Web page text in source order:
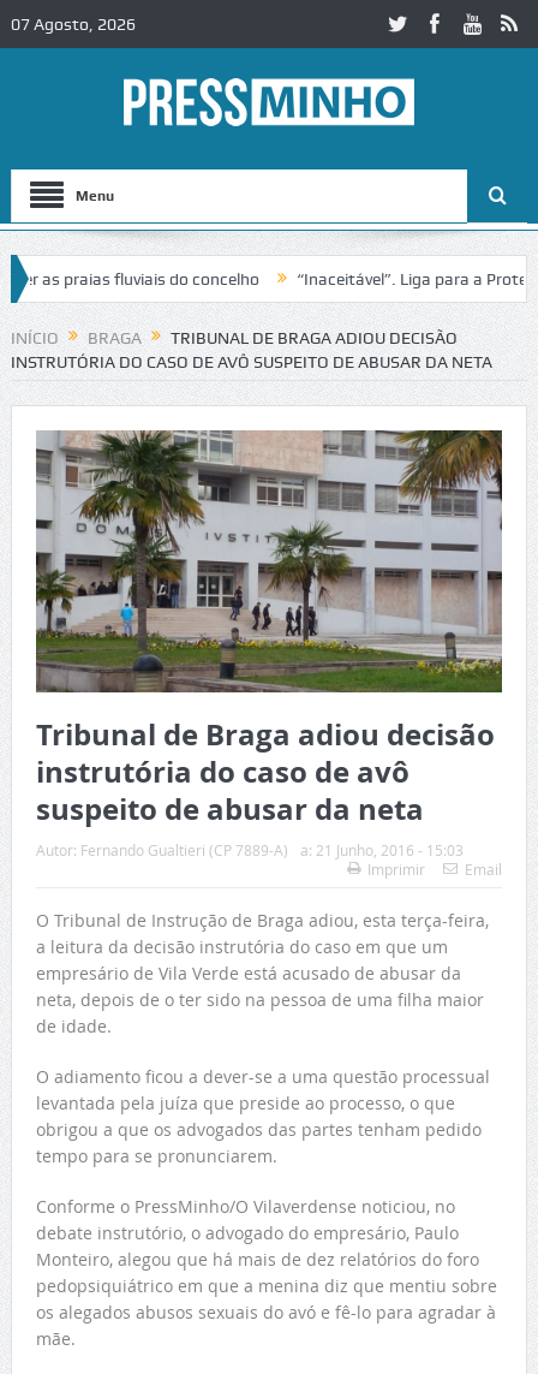
07 Agosto, 2026
Menu
praias fluviais do concelho “Inaceitável”. Liga para a Proteção
de trânsito no IC2 em Alcobaça Igreja do Castelo de Cerveira
INÍCIO BRAGA
TRIBUNAL DE BRAGA ADIOU DECISÃO
INSTRUTÓRIA DO CASO DE AVÔ SUSPEITO DE ABUSAR DA NETA
Tribunal de Braga adiou decisão
instrutória do caso de avô
suspeito de abusar da neta
Autor: Fernando Gualtieri (CP 7889-A) a: 21 Junho, 2016 - 15:03
Imprimir
Email
O Tribunal de Instrução de Braga adiou, esta terça-feira,
a leitura da decisão instrutória do caso em que um
empresário de Vila Verde está acusado de abusar da
neta, depois de o ter sido na pessoa de uma filha maior
de idade.
O adiamento ficou a dever-se a uma questão processual
levantada pela juíza que preside ao processo, o que
obrigou a que os advogados das partes tenham pedido
tempo para se pronunciarem.
Conforme o PressMinho/O Vilaverdense noticiou, no
debate instrutório, o advogado do empresário, Paulo
Monteiro, alegou que há mais de dez relatórios do foro
pedopsiquiátrico em que a menina diz que mentiu sobre
os alegados abusos sexuais do avó e fê-lo para agradar à
mãe.